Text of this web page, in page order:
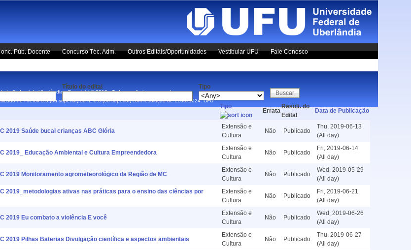
Púb. Docente Concurso Téc. Adm. Outros Editais/Oportunidades Vestibular UFU Fale Conosco
Título do edital Tipo
Tipo
Errata
Result. do
Edital
Data de Publicação
2019 Saúde bucal crianças ABC Glória
Extensão e
Cultura
Não Publicado
Thu, 2019-06-13
(All day)
2019_ Educação Ambiental e Cultura Empreendedora
Extensão e
Cultura
Não Publicado
Fri, 2019-06-14
(All day)
2019 Monitoramento agrometeorológico da Região de MC
Extensão e
Cultura
Não Publicado
Wed, 2019-05-29
(All day)
2019_metodologias ativas nas práticas para o ensino das ciências por
Extensão e
Cultura
Não Publicado
Fri, 2019-06-21
(All day)
2019 Eu combato a violência E você
Extensão e
Cultura
Não Publicado
Wed, 2019-06-26
(All day)
2019 Pilhas Baterias Divulgação científica e aspectos ambientais
Extensão e
Cultura
Não Publicado
Thu, 2019-06-27
(All day)
Federal de Uberlândia - Copyright © 2010 - Todos os direitos reservados.
no Firefox 3.0 (ou superior) ou IE 8.0 (ou superior) com resolução de 1280x1024.UFU